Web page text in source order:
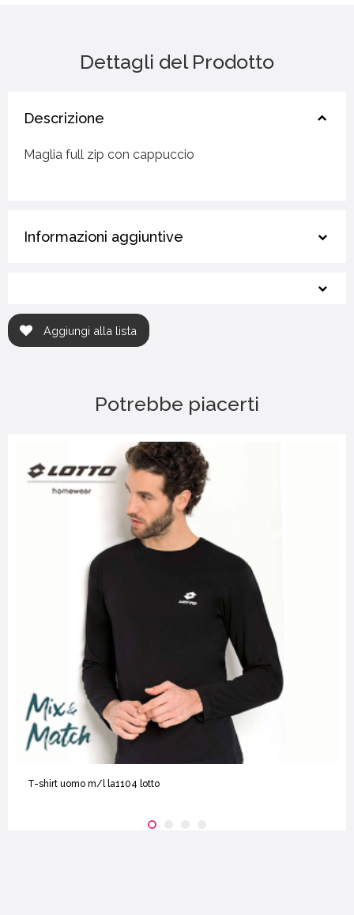
Dettagli del Prodotto
Descrizione
Maglia full zip con cappuccio
Informazioni aggiuntive
Aggiungi alla lista
Potrebbe piacerti
T-shirt uomo m/l la1104 lotto